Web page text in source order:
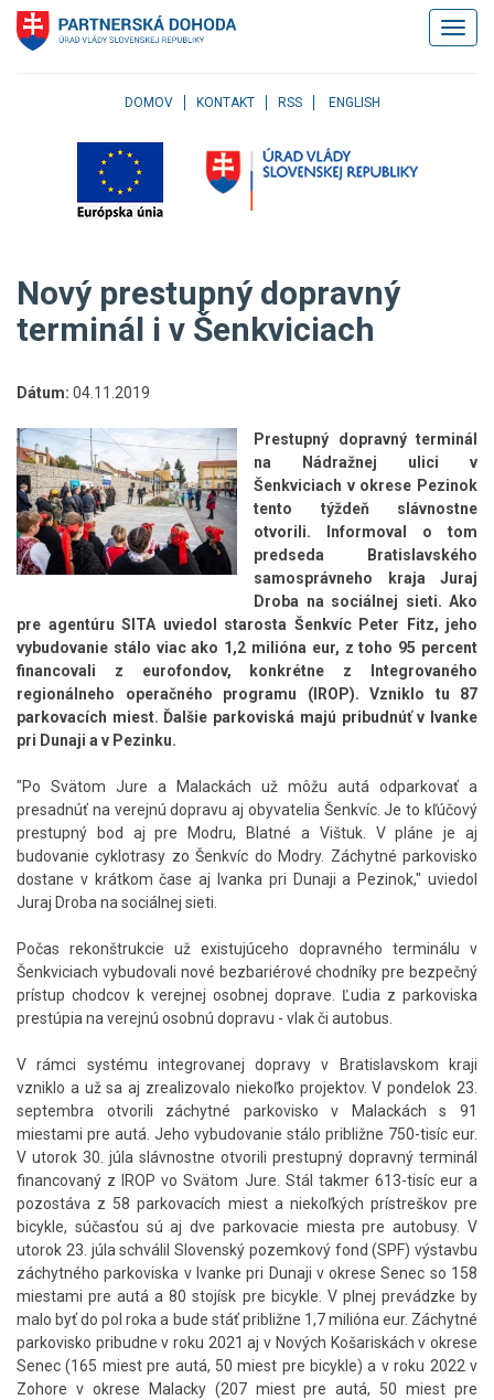
Klávesové
skratky
Skočiť
menu
na
Skočiť
na
pätičku
stránky
DOMOV KONTAKT RSS ENGLISH
Nový prestupný dopravný
terminál i v Šenkviciach
Dátum: 04.11.2019
Prestupný dopravný terminál
na Nádražnej ulici v
Šenkviciach v okrese Pezinok
tento týždeň slávnostne
otvorili. Informoval o tom
predseda Bratislavského
samosprávneho kraja Juraj
Droba na sociálnej sieti. Ako
pre agentúru SITA uviedol starosta Šenkvíc Peter Fitz, jeho
vybudovanie stálo viac ako 1,2 milióna eur, z toho 95 percent
financovali z eurofondov, konkrétne z Integrovaného
regionálneho operačného programu (IROP). Vzniklo tu 87
parkovacích miest. Ďalšie parkoviská majú pribudnúť v Ivanke
pri Dunaji a v Pezinku.
"Po Svätom Jure a Malackách už môžu autá odparkovať a
presadnúť na verejnú dopravu aj obyvatelia Šenkvíc. Je to kľúčový
prestupný bod aj pre Modru, Blatné a Vištuk. V pláne je aj
budovanie cyklotrasy zo Šenkvíc do Modry. Záchytné parkovisko
dostane v krátkom čase aj Ivanka pri Dunaji a Pezinok," uviedol
Juraj Droba na sociálnej sieti.
Počas rekonštrukcie už existujúceho dopravného terminálu v
Šenkviciach vybudovali nové bezbariérové chodníky pre bezpečný
prístup chodcov k verejnej osobnej doprave. Ľudia z parkoviska
prestúpia na verejnú osobnú dopravu - vlak či autobus.
V rámci systému integrovanej dopravy v Bratislavskom kraji
vzniklo a už sa aj zrealizovalo niekoľko projektov. V pondelok 23.
septembra otvorili záchytné parkovisko v Malackách s 91
miestami pre autá. Jeho vybudovanie stálo približne 750-tisíc eur.
V utorok 30. júla slávnostne otvorili prestupný dopravný terminál
financovaný z IROP vo Svätom Jure. Stál takmer 613-tisíc eur a
pozostáva z 58 parkovacích miest a niekoľkých prístreškov pre
bicykle, súčasťou sú aj dve parkovacie miesta pre autobusy. V
utorok 23. júla schválil Slovenský pozemkový fond (SPF) výstavbu
záchytného parkoviska v Ivanke pri Dunaji v okrese Senec so 158
miestami pre autá a 80 stojísk pre bicykle. V plnej prevádzke by
malo byť do pol roka a bude stáť približne 1,7 milióna eur. Záchytné
parkovisko pribudne v roku 2021 aj v Nových Košariskách v okrese
Senec (165 miest pre autá, 50 miest pre bicykle) a v roku 2022 v
Zohore v okrese Malacky (207 miest pre autá, 50 miest pre